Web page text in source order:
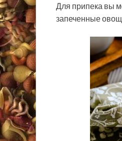
Для припека вы
запеченные